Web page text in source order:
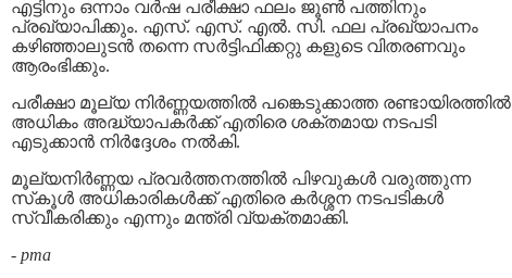
എട്ടിനും ഒന്നാം വര്‍ഷ പരീക്ഷാ ഫലം ജൂണ്‍ പത്തിനും
പ്രഖ്യാപിക്കും. എസ്. എസ്. എല്‍. സി. ഫല പ്രഖ്യാപനം
കഴിഞ്ഞാലുടന്‍ തന്നെ സര്‍ട്ടിഫിക്കറ്റു കളുടെ വിതരണവും
ആരംഭിക്കും.
പരീക്ഷാ മൂല്യ നിർണ്ണയത്തിൽ പങ്കെടുക്കാത്ത രണ്ടായിരത്തിൽ
അധികം അദ്ധ്യാപകർക്ക് എതിരെ ശക്തമായ നടപടി
എടുക്കാൻ നിർദ്ദേശം നൽകി.
മൂല്യനിര്‍ണ്ണയ പ്രവര്‍ത്തനത്തില്‍ പിഴവുകള്‍ വരുത്തുന്ന
സ്‌കൂള്‍ അധികാരികള്‍ക്ക് എതിരെ കർശ്ശന നടപടികൾ
സ്വീകരിക്കും എന്നും മന്ത്രി വ്യക്തമാക്കി.
- pma